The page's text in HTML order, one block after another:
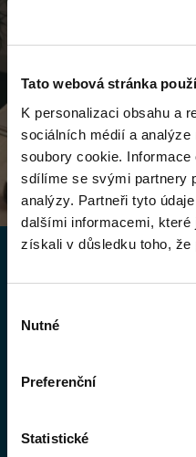
Tato webová stránka
K personalizaci obsahu a
sociálních médií a
soubory cookie.
sdílíme se svými partnery
analýzy. Partneři tyto
dalšími informacemi,
získali v důsledku toho, že
souhlasu
Nutné
Preferenční
Statistické
IBM
Proč
DNS je
IT. Díky odbornosti
firmám navrhovat a
odpovídají jejich